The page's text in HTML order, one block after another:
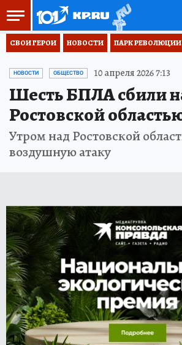
СВОИ ГЕРОИ НОВОСТИ ПАРК РЕВОЛЮЦИИ
НОВОСТИ ОБЩЕСТВО 10 апреля 2026 7:13
Шесть БПЛА сбили
Ростовской
Утром над Ростовской
воздушную атаку